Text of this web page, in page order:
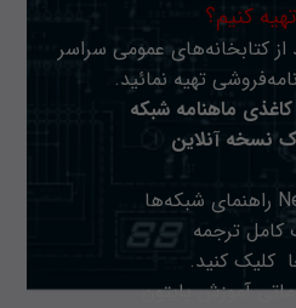
کنیم؟
از کتابخانه‌های عمومی سراسر
تهیه نمائید.
ماهنامه شبکه
نسخه آنلاین
کامل ترجمه
کلیک کنید.
آموزش پایتون